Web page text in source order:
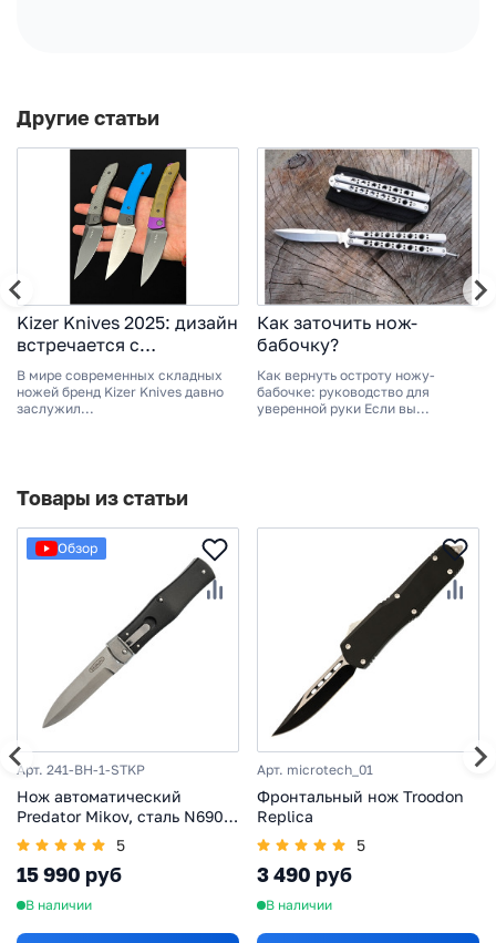
Другие статьи
Kizer Knives 2025: дизайн
встречается с
инновациями
В мире современных складных
ножей бренд Kizer Knives давно
заслужил...
Как заточить нож-
бабочку?
Как вернуть остроту ножу-
бабочке: руководство для
уверенной руки Если вы...
Товары из статьи
Обзор
Арт. 241-BH-1-STKP
Нож автоматический
Predator Mikov, сталь N690,
рукоять пластик
5
15 990 руб
В наличии
Арт. microtech_01
Фронтальный нож Troodon
Replica
5
3 490 руб
В наличии